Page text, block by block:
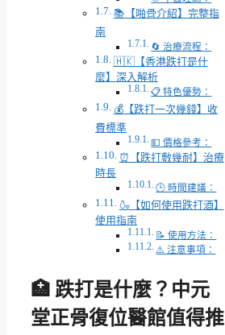
📚【啪骨介紹】完整指
南
🔄 治療流程：
🇭🇰【香港跌打是什
麼】深入解析
📋 特色優勢：
💰【跌打一次幾錢】收
費標準
💵 價格參考：
⏰【跌打敷幾耐】治療
時長
🕒 時間建議：
🍶【如何使用跌打酒】
使用指南
📝 使用方法：
⚠️ 注意事項：
🏥 跌打是什麼？中元
堂正骨復位醫館值得推